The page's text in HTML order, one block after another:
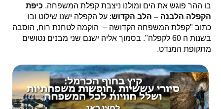
בו ההר פוגש את הים ומולנו ניצבת קפלת המשפחה. כיפת
הקפלה הלבנה – הלב הקדוש: על הקפלה ישנו שילוט ובו
כתוב "קפלת המשפחה הקדושה – הוקמה לטחנת רוח, הוסבה
בשנות ה 60 לקפלה". בסמוך אליה ישנם שני מבנים נטושים
מתקופת המנדט.